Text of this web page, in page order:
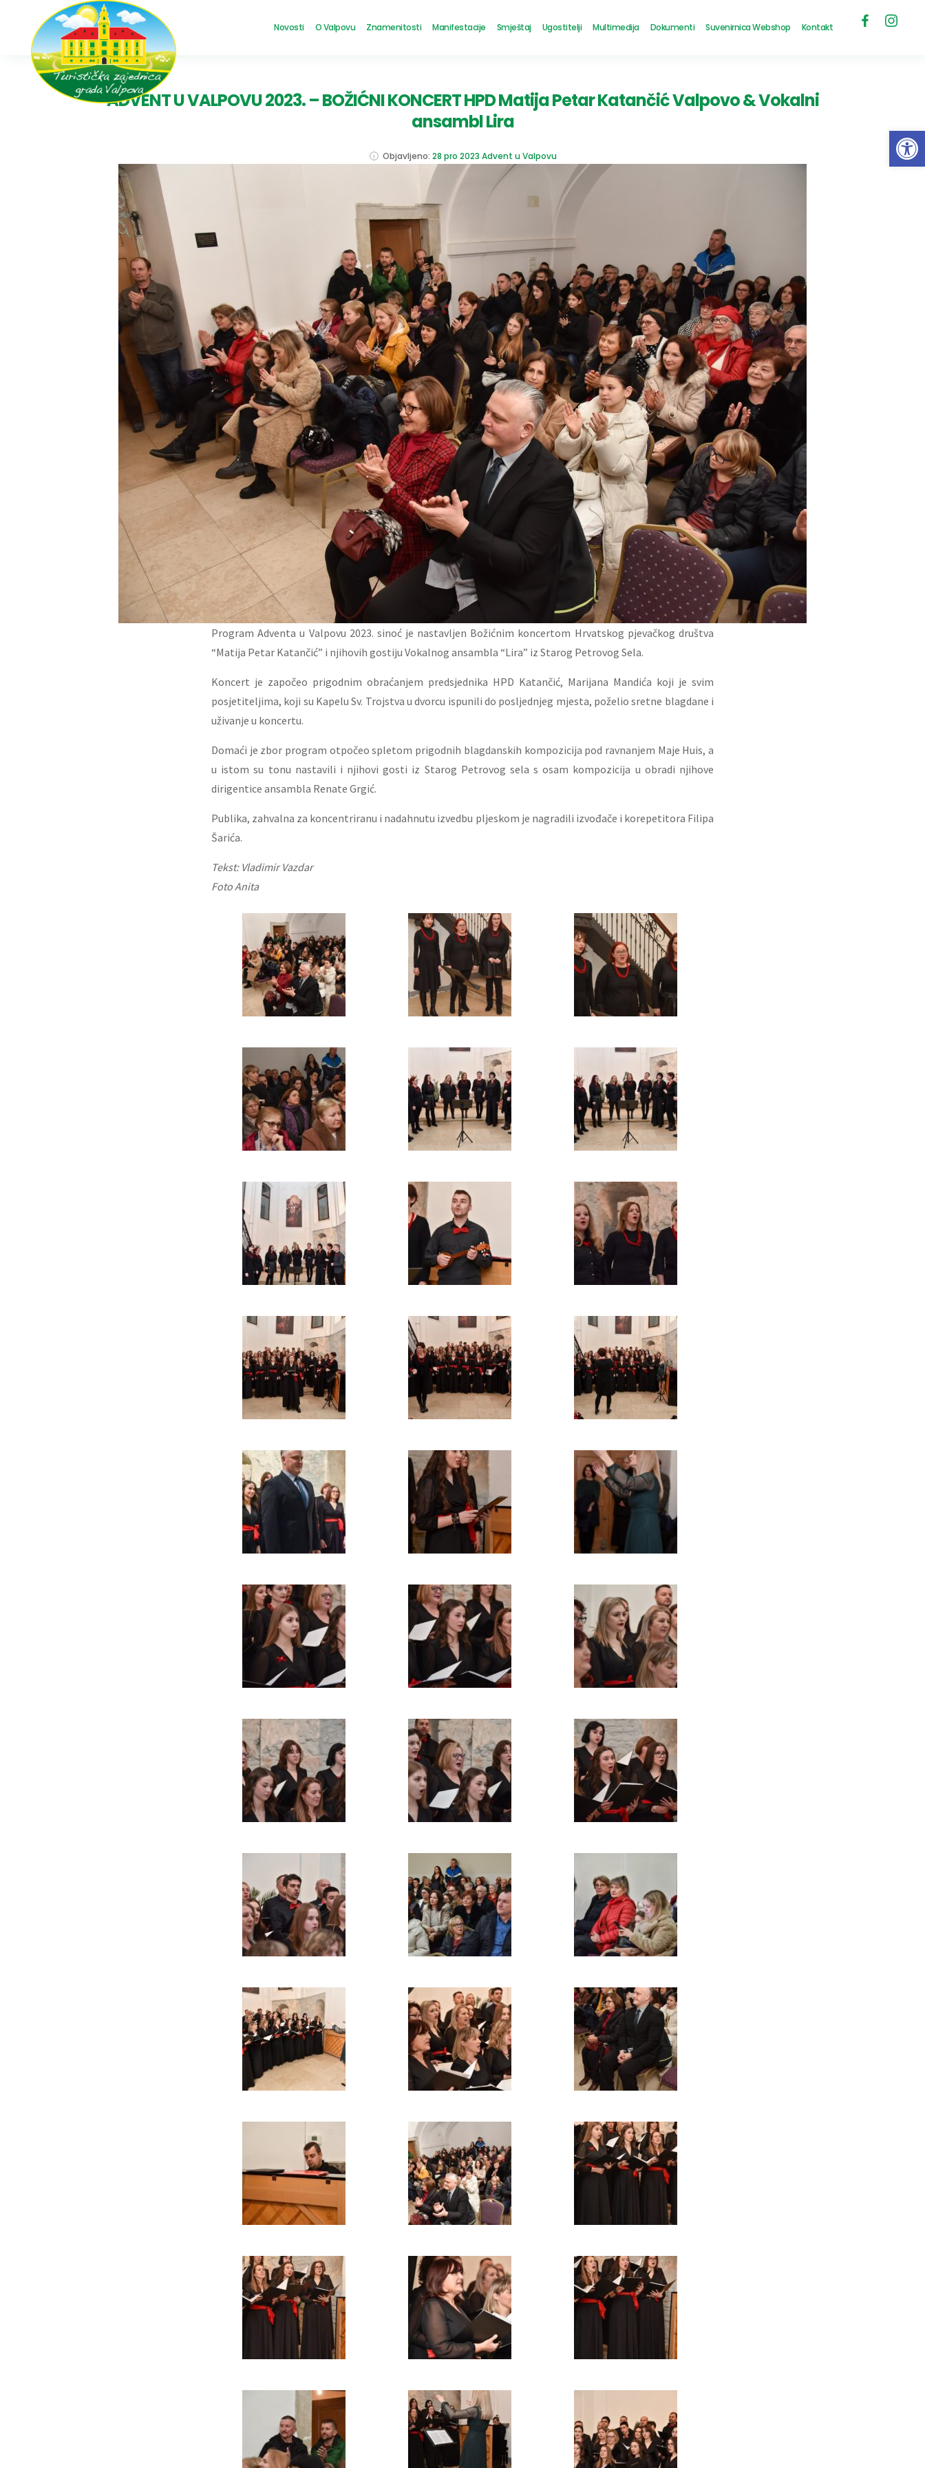
Novosti O Valpovu Znamenitosti Manifestacije Smještaj Ugostitelji Multimedija Dokumenti Suvenirnica Webshop Kontakt
ADVENT U VALPOVU 2023. – BOŽIĆNI KONCERT HPD Matija Petar Katančić Valpovo & Vokalni
ansambl Lira
Objavljeno: 28 pro 2023 Advent u Valpovu
Program Adventa u Valpovu 2023. sinoć je nastavljen Božićnim koncertom Hrvatskog pjevačkog društva
“Matija Petar Katančić” i njihovih gostiju Vokalnog ansambla “Lira” iz Starog Petrovog Sela.
Koncert je započeo prigodnim obraćanjem predsjednika HPD Katančić, Marijana Mandića koji je svim
posjetiteljima, koji su Kapelu Sv. Trojstva u dvorcu ispunili do posljednjeg mjesta, poželio sretne blagdane i
uživanje u koncertu.
Domaći je zbor program otpočeo spletom prigodnih blagdanskih kompozicija pod ravnanjem Maje Huis, a
u istom su tonu nastavili i njihovi gosti iz Starog Petrovog sela s osam kompozicija u obradi njihove
dirigentice ansambla Renate Grgić.
Publika, zahvalna za koncentriranu i nadahnutu izvedbu pljeskom je nagradili izvođače i korepetitora Filipa
Šarića.
Tekst: Vladimir Vazdar
Foto Anita